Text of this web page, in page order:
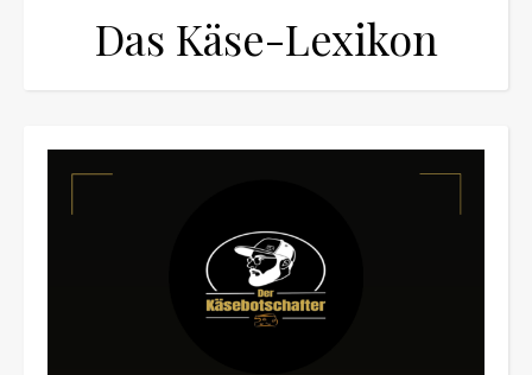
Das Käse-Lexikon